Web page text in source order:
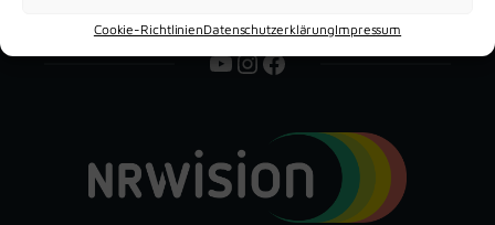
Cookie-RichtlinienDatenschutzerklärungImpressum
YouTube
Instagram
Facebook